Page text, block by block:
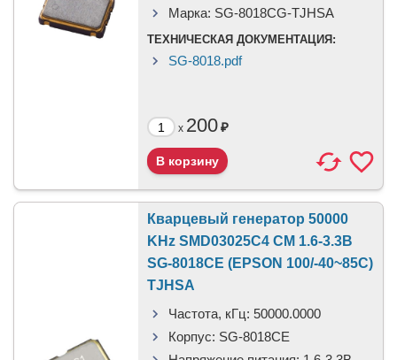
Марка: SG-8018CG-TJHSA
ТЕХНИЧЕСКАЯ ДОКУМЕНТАЦИЯ:
SG-8018.pdf
x 200₽
Кварцевый генератор 50000
KHz SMD03025C4 CM 1.6-3.3В
SG-8018CE (EPSON 100/-40~85C)
TJHSA
Частота, кГц: 50000.0000
Корпус: SG-8018CE